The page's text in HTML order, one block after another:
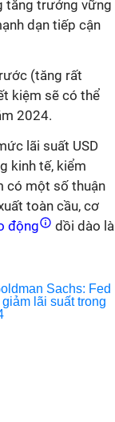
tăng trưởng vững
dạn tiếp cận
(tăng rất
kiệm sẽ có thể
2024.
lãi suất USD
kinh tế, kiểm
có một số thuận
toàn cầu, cơ
động
dồi dào là